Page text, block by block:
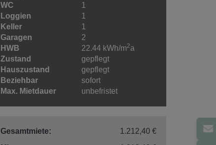
WC
1
Loggien
1
Keller
1
Garagen
2
HWB
22.44 kWh/m2a
Zustand
gepflegt
Hauszustand
gepflegt
Beziehbar
sofort
Max. Mietdauer
unbefristet
Gesamtmiete:
1.212,40 €